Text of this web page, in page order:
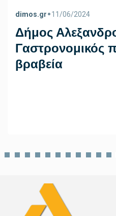
dimos.gr•11/06/2024
Δήμος
Γαστρονομικός
βραβεία